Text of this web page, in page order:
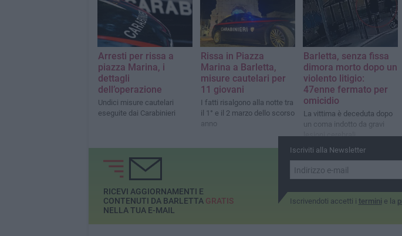
Arresti per rissa a
piazza Marina, i
dettagli
dell’operazione
Undici misure cautelari
eseguite dai Carabinieri
Rissa in Piazza
Marina a Barletta,
misure cautelari per
11 giovani
I fatti risalgono alla notte tra
il 1° e il 2 marzo dello scorso
anno
Barletta, senza fissa
dimora morto dopo un
violento litigio:
47enne fermato per
omicidio
La vittima è deceduta dopo
un coma indotto da gravi
lesioni cerebrali
Iscriviti alla Newsletter
Iscrivendoti accetti i termini e la
RICEVI AGGIORNAMENTI E
CONTENUTI DA BARLETTA GRATIS
NELLA TUA E-MAIL